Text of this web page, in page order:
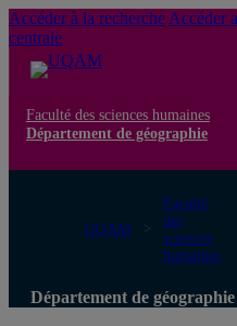
Accéder à la recherche Accéder
centrale
Faculté des sciences humaines
Département de géographie
UQAM
Faculté
des
sciences
humaines
Département de géographie